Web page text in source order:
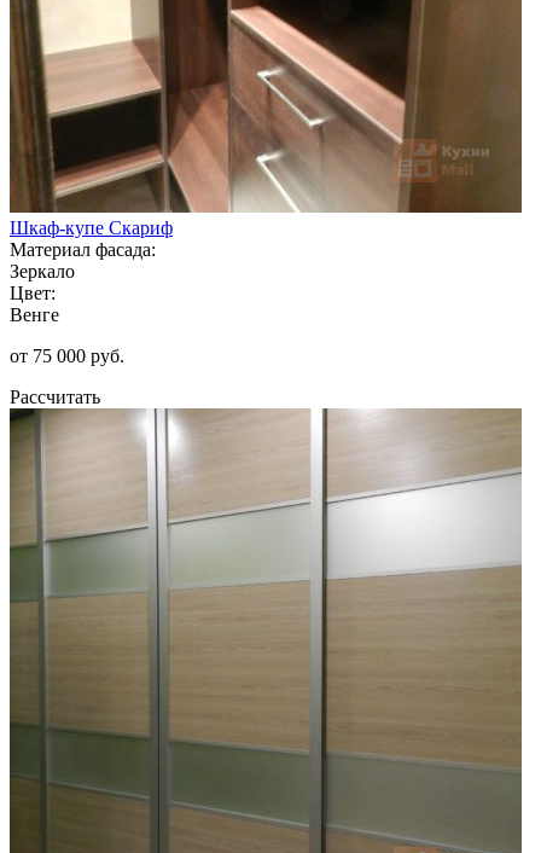
Шкаф-купе Скариф
Материал фасада:
Зеркало
Цвет:
Венге
от 75 000 руб.
Рассчитать